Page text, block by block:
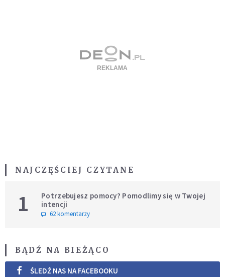
NAJCZĘŚCIEJ CZYTANE
1
Potrzebujesz pomocy? Pomodlimy się w Twojej
intencji
62 komentarzy
BĄDŹ NA BIEŻĄCO
ŚLEDŹ NAS NA FACEBOOKU